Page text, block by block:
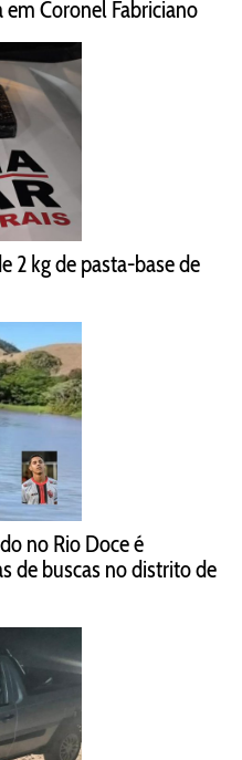
em Coronel Fabriciano
2 kg de pasta-base de
no Rio Doce é
de buscas no distrito de